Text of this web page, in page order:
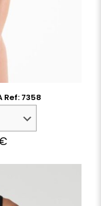
Ref: 7358
Current
is: